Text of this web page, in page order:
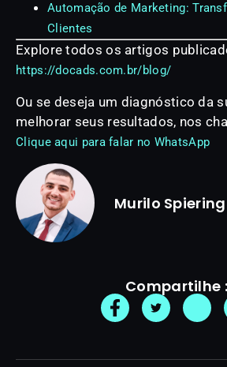
Automação de Marketing:
Clientes
Explore todos os artigos
https://docads.com.br/blog/
Ou se deseja um diagnóstico da
melhorar seus resultados, nos
Clique aqui para falar no WhatsApp
Murilo Spiering
Compartilhe :